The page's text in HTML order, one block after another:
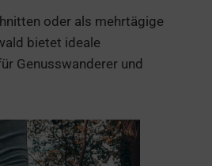
oder als mehrtägige
bietet ideale
Genusswanderer und